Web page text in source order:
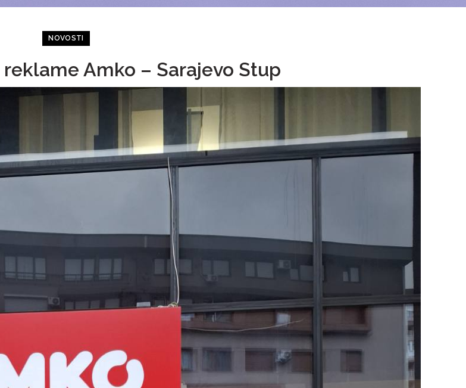
NOVOSTI
Amko – Sarajevo Stup